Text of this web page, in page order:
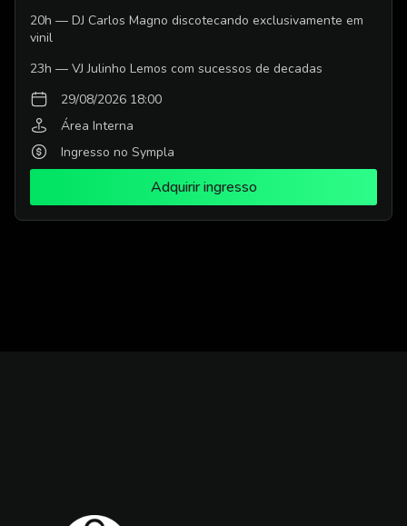
20h — DJ Carlos Magno discotecando exclusivamente em
vinil
23h — VJ Julinho Lemos com sucessos de decadas
29/08/2026 18:00
Área Interna
Ingresso no Sympla
Adquirir ingresso